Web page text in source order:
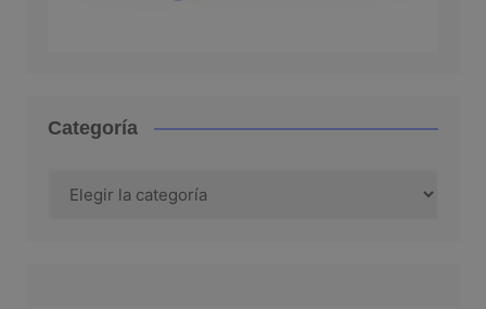
Categoría